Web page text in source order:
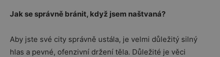
Jak se správně bránit, když jsem naštvaná?
Aby jste své city správně ustála, je velmi důležitý silný
hlas a pevné, ofenzivní držení těla. Důležité je věci